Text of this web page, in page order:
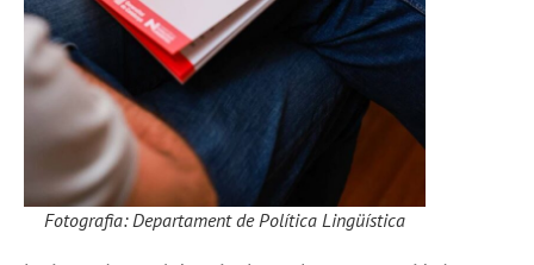
Fotografia: Departament de Política Lingüística